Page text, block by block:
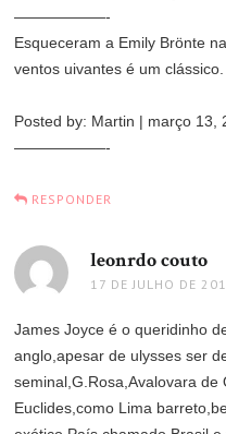
——————-
Esqueceram a Emily Brönte
ventos uivantes é um clássico.
Posted by: Martin | março 13,
——————-
RESPONDER
leonrdo couto
17 DE JULHO DE
James Joyce é o queridinho
anglo,apesar de ulysses ser
seminal,G.Rosa,Avalovara de
Euclides,como Lima